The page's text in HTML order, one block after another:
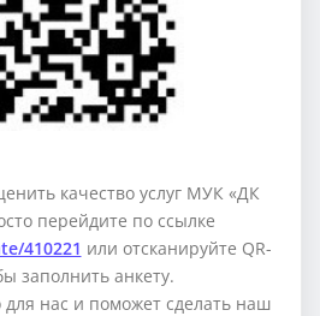
качество услуг МУК «ДК
перейдите по ссылке
410221 или отсканируйте QR-
заполнить анкету.
нас и поможет сделать наш